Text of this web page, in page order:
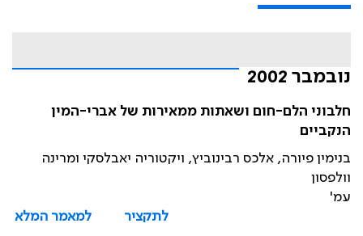
נובמבר 2002
חלבוני הלם-חום ושאתות ממאירות של אברי-המין
הנקביים
בנימין פיורה, אלכס רבינוביץ, ויקטוריה יאבלסקי ומרינה
וולפסון
עמ'
לתקציר
למאמר המלא